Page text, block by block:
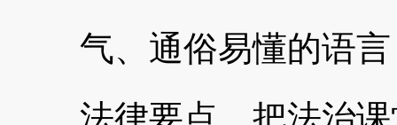
气、通俗易懂的语
法律要点，把法治